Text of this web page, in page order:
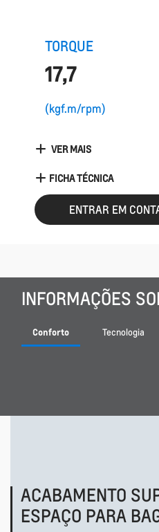
TORQUE
17,7
(kgf.m/rpm)
VER MAIS
FICHA TÉCNICA
ENTRAR EM
INFORMAÇÕES
Conforto Tecnologia
ACABAMENTO
ESPAÇO PARA